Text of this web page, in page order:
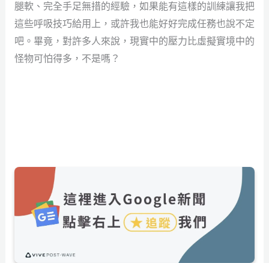
腿軟、完全手足無措的經驗，如果能有這樣的訓練讓我把
這些呼吸技巧給用上，或許我也能好好完成任務也說不定
吧。畢竟，對許多人來說，現實中的壓力比虛擬實境中的
怪物可怕得多，不是嗎？